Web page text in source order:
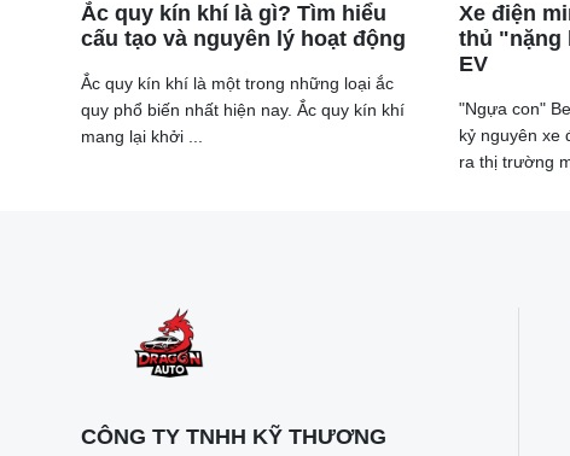
Tuy nhiên, các mức thuế cao sẽ chỉ thuận lợi cho các
cạnh tranh với Trung Quốc tại châu Âu. Một ví dụ điển
tầm ảnh hưởng của mình ra ngoài biên giới Trung Quốc.
Ngược lại, các thương hiệu nhỏ hơn sẽ phải chấp
Ắc quy kín khí là gì? Tìm hiểu
cấu tạo và nguyên lý hoạt động
Ắc quy kín khí là một trong những loại ắc
quy phổ biến nhất hiện nay. Ắc quy kín khí
mang lại khởi ...
Xe điện
thủ "nặng
EV
"Ngựa con"
kỷ nguyên xe
ra thị trường
CÔNG TY TNHH KỸ THƯƠNG